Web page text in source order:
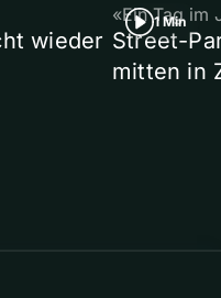
wieder
1 Min
«Ein Tag im
Street-
mitten in